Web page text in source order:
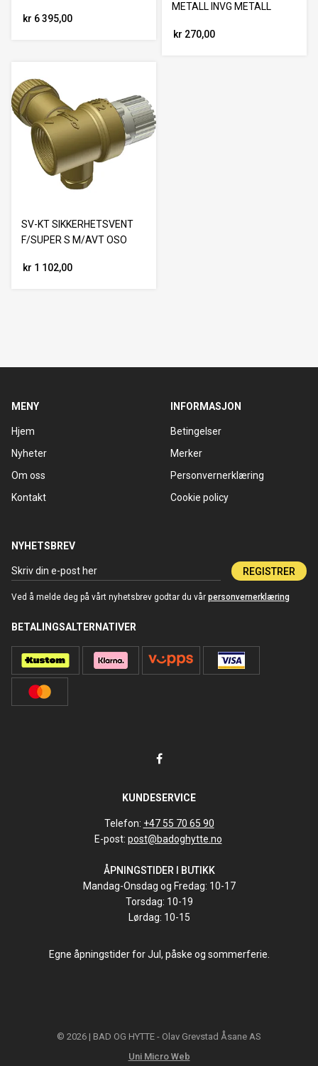
kr 6 395,00
METALL INVG METALL
kr 270,00
SV-KT SIKKERHETSVENT
F/SUPER S M/AVT OSO
kr 1 102,00
MENY
Hjem
Nyheter
Om oss
Kontakt
INFORMASJON
Betingelser
Merker
Personvernerklæring
Cookie policy
NYHETSBREV
REGISTRER
Ved å melde deg på vårt nyhetsbrev godtar du vår personvernerklæring
BETALINGSALTERNATIVER
KUNDESERVICE
Telefon: +47 55 70 65 90
E-post: post@badoghytte.no
ÅPNINGSTIDER I BUTIKK
Mandag-Onsdag og Fredag: 10-17
Torsdag: 10-19
Lørdag: 10-15
Egne åpningstider for Jul, påske og sommerferie.
© 2026 | BAD OG HYTTE - Olav Grevstad Åsane AS
Uni Micro Web